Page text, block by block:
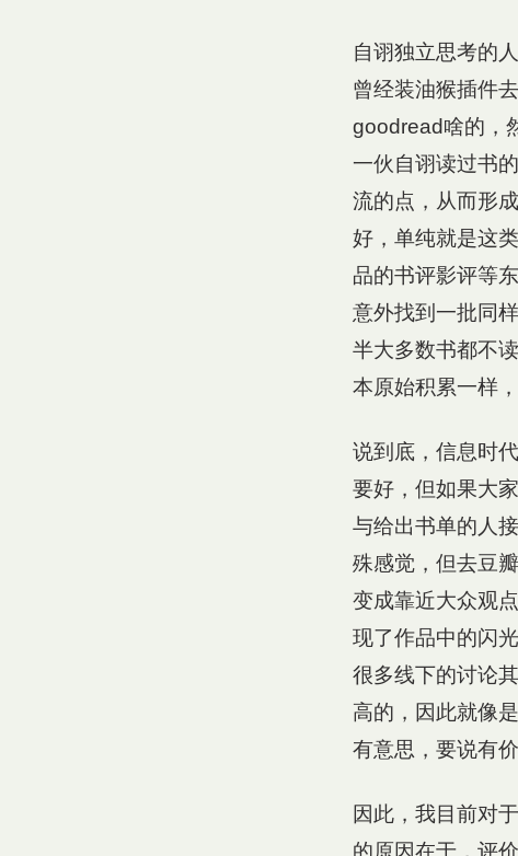
自诩独立思考的
曾经装油猴插件
goodread啥的，
一伙自诩读过书
流的点，从而形
好，单纯就是这
品的书评影评等
意外找到一批同
半大多数书都不
本原始积累一样
说到底，信息时
要好，但如果大
与给出书单的人
殊感觉，但去豆
变成靠近大众观
现了作品中的闪
很多线下的讨论
高的，因此就像
有意思，要说有
因此，我目前对
的原因在于，评